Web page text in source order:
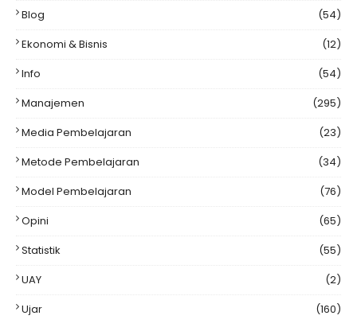
Blog
(54)
Ekonomi & Bisnis
(12)
Info
(54)
Manajemen
(295)
Media Pembelajaran
(23)
Metode Pembelajaran
(34)
Model Pembelajaran
(76)
Opini
(65)
Statistik
(55)
UAY
(2)
Ujar
(160)